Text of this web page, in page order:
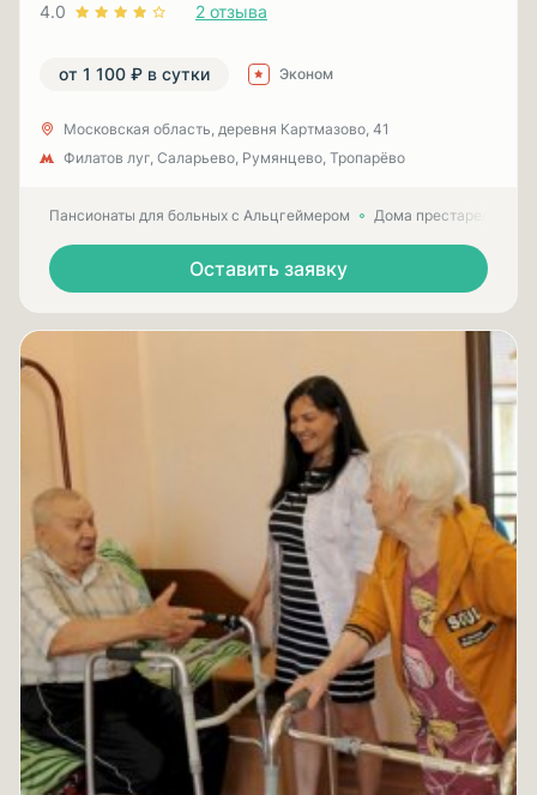
4.0 2 отзыва
от 1 100 ₽ в сутки Эконом
Московская область, деревня Картмазово, 41
Филатов луг, Саларьево, Румянцево, Тропарёво
Пансионаты для больных с Альцгеймером Дома престарелых
Оставить заявку